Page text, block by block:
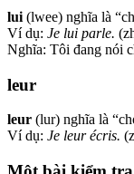
lui (lwee) nghĩa là
Ví dụ: Je lui parle.
Nghĩa: Tôi đang nói
leur
leur (lur) nghĩa là
Ví dụ: Je leur écris.